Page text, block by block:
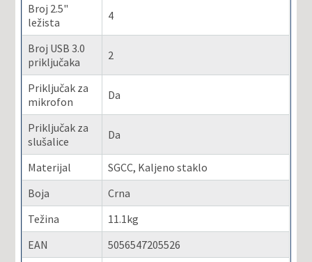
Broj 2.5"
ležista
4
Broj USB 3.0
priključaka
2
Priključak za
mikrofon
Da
Priključak za
slušalice
Da
Materijal
SGCC, Kaljeno staklo
Boja
Crna
Težina
11.1kg
EAN
5056547205526